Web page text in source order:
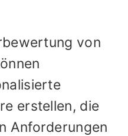
von
erstellen, die
Anforderungen